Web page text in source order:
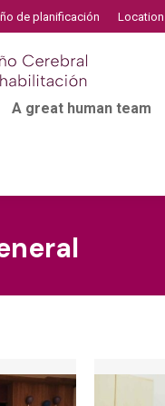
de planificación Location
A great human team